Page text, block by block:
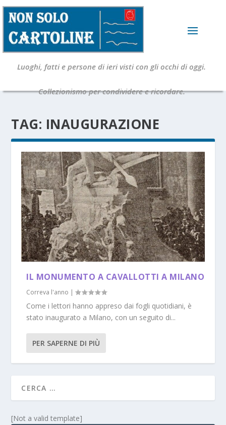
Luoghi, fatti e persone di ieri visti con gli occhi di oggi.
Collezionismo per condividere e ricordare.
TAG: INAUGURAZIONE
IL MONUMENTO A CAVALLOTTI A MILANO
Correva l'anno |
Come i lettori hanno appreso dai fogli quotidiani, è
stato inaugurato a Milano, con un seguito di...
PER SAPERNE DI PIÙ
[Not a valid template]